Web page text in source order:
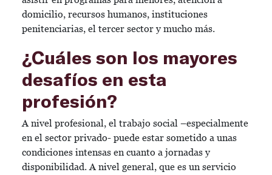
domicilio, recursos humanos, instituciones
penitenciarias, el tercer sector y mucho más.
¿Cuáles son los mayores
desafíos en esta
profesión?
A nivel profesional, el trabajo social –especialmente
en el sector privado- puede estar sometido a unas
condiciones intensas en cuanto a jornadas y
disponibilidad. A nivel general, que es un servicio